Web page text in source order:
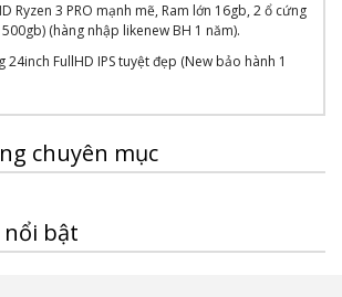
Ryzen 3 PRO mạnh mẽ, Ram lớn 16gb, 2 ổ cứng
(hàng nhập likenew BH 1 năm).
24inch FullHD IPS tuyệt đẹp (New bảo hành 1
chuyên mục
bật